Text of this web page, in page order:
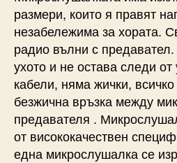
размери, които я правят
незабележима за хората.
радио вълни с
ухото и не остава следи
кабели, няма жички,
безжична връзка между
предавателя .
от висококачествен
една микрослушалка се